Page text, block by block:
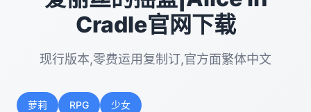
Cradle官网下载
现行版本,零费运用复制订,官方面繁体中文
萝莉 RPG 少女